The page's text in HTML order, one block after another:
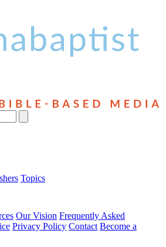
Topics
Our Vision Frequently Asked
Privacy Policy Contact Become a